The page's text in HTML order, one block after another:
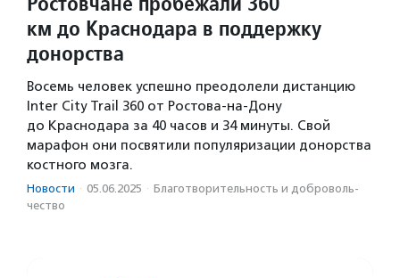
км до Краснодара в поддержку
донорства
Восемь человек успешно преодолели дистанцию
Inter City Trail 360 от Ростова-на-Дону
до Краснодара за 40 часов и 34 минуты. Свой
марафон они посвятили популяризации донорства
костного мозга.
Новости · 05.06.2025 · Благотвори­тель­ность и доброволь­
чест­во